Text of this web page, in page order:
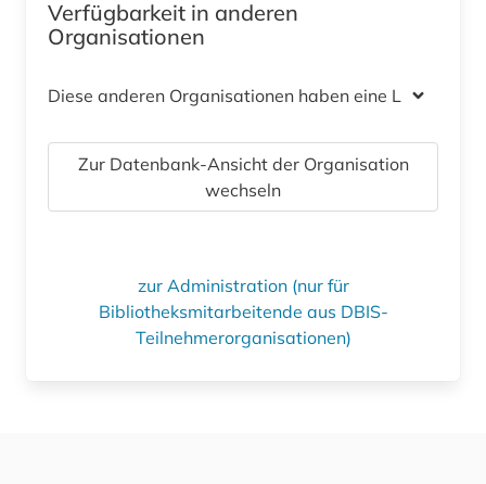
Verfügbarkeit in anderen
Organisationen
Diese anderen Organisationen haben eine Lizenz
Zur Datenbank-Ansicht der Organisation
wechseln
zur Administration (nur für
Bibliotheksmitarbeitende aus DBIS-
Teilnehmerorganisationen)